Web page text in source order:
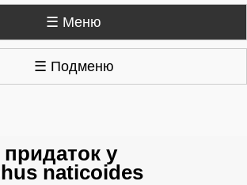
☰ Меню
☰ Подменю
у
naticoides